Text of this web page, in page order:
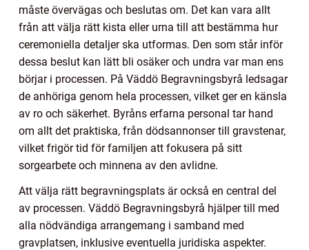
måste övervägas och beslutas om. Det kan vara allt
från att välja rätt kista eller urna till att bestämma hur
ceremoniella detaljer ska utformas. Den som står inför
dessa beslut kan lätt bli osäker och undra var man ens
börjar i processen. På Väddö Begravningsbyrå ledsagar
de anhöriga genom hela processen, vilket ger en känsla
av ro och säkerhet. Byråns erfarna personal tar hand
om allt det praktiska, från dödsannonser till gravstenar,
vilket frigör tid för familjen att fokusera på sitt
sorgearbete och minnena av den avlidne.
Att välja rätt begravningsplats är också en central del
av processen. Väddö Begravningsbyrå hjälper till med
alla nödvändiga arrangemang i samband med
gravplatsen, inklusive eventuella juridiska aspekter.